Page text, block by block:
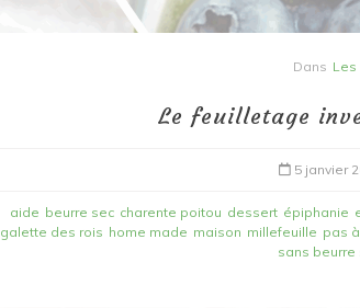
Dans
Le feuilletage
5 janvier
aide beurre sec charente poitou dessert épiphanie
galette des rois home made maison millefeuille pas
sans beurre